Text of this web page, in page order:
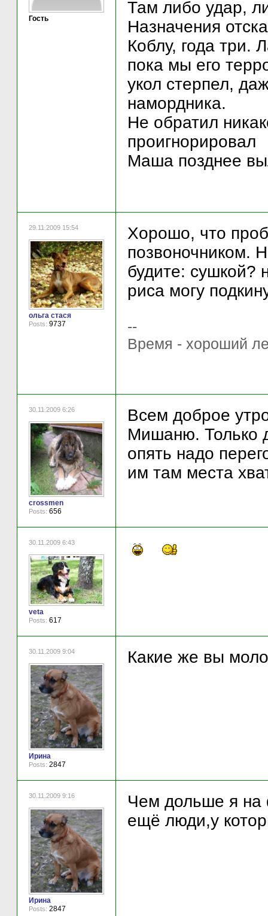
Гость
Там либо удар,
Назначения
Коблу, года три.
пока мы его
укол стерпел,
намордника.
Не обратил
проигнорировал
Маша позднее
29.11.2009 15:54
ольга стася
Posts: 9737
Хорошо, что
позвоночником.
будите: сушкой?
риса могу
--
Время - хороший
30.11.2009 6:26
crossmen
Posts: 656
Всем доброе
Мишаню. Только
опять надо
им там места
30.11.2009 6:43
veta
Posts: 617
30.11.2009 9:04
Ирина
Posts: 2847
Какие же вы
30.11.2009 9:16
Ирина
Posts: 2847
Чем дольше я на
ещё люди,у